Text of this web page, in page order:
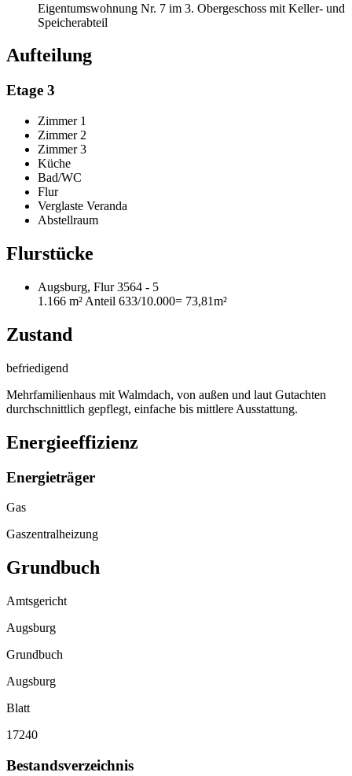
Eigentumswohnung Nr. 7 im 3. Obergeschoss mit Keller- und
Speicherabteil
Aufteilung
Etage 3
Zimmer 1
Zimmer 2
Zimmer 3
Küche
Bad/WC
Flur
Verglaste Veranda
Abstellraum
Flurstücke
Augsburg, Flur 3564 - 5
1.166 m² Anteil 633/10.000= 73,81m²
Zustand
befriedigend
Mehrfamilienhaus mit Walmdach, von außen und laut Gutachten
durchschnittlich gepflegt, einfache bis mittlere Ausstattung.
Energieeffizienz
Energieträger
Gas
Gaszentralheizung
Grundbuch
Amtsgericht
Augsburg
Grundbuch
Augsburg
Blatt
17240
Bestandsverzeichnis